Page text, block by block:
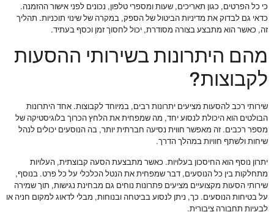
כי כל הפרטים, כגון תאריכים, שעות ומספרי טלפון, נכונים לפני אישור ההזמנה.
כדאי גם לבדוק את מדיניות הביטול של הספק, במקרה של שינוי תוכניות. תהליך
זה, כאשר הוא מתבצע בצורה מסודרת, יכול לחסוך זמן וכסף בעתיד.
מהם היתרונות בשירותי ההסעות
לקבוצות?
שירותי רכב להסעות מציעים יתרונות רבים, במיוחד לקבוצות. אחד היתרונות
הבולטים הוא היכולת לנסוע יחד, מה שמפחית את הלחץ הכרוך בלוגיסטיקה של
מספר רכבים. זה מאפשר חווית נסיעה חברתית יותר, בה הנוסעים יכולים לנהל
שיחות ולשתף חוויות במהלך הדרך.
יתרון נוסף הוא החיסכון בעלויות. כאשר מתבצעת הסעה קבוצתית, העלויות
מתחלקות בין כל הנוסעים, דבר שמפחית את הנטל הכלכלי על כל פרט. בנוסף,
שירותי הסעות מקצועיים מציעים פתרונות נוחים גם מבחינת נגישות, תוך שמירה
על בטיחות הנוסעים. כך, ניתן לנסוע בביטחה ובנוחות, מבלי לדאוג למקום חניה או
לבעיות תחבורה ציבורית.